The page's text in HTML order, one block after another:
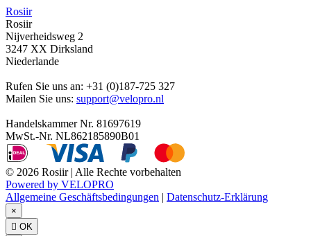
Rosiir
Rosiir
Nijverheidsweg 2
3247 XX Dirksland
Niederlande
Rufen Sie uns an: +31 (0)187-725 327
Mailen Sie uns: support@velopro.nl
Handelskammer Nr. 81697619
MwSt.-Nr. NL862185890B01
© 2026 Rosiir | Alle Rechte vorbehalten
Powered by VELOPRO
Allgemeine Geschäftsbedingungen | Datenschutz-Erklärung
×
 OK